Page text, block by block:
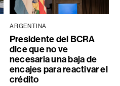
ARGENTINA
Presidente del BCRA
dice que no ve
necesaria una baja de
encajes para reactivar el
crédito